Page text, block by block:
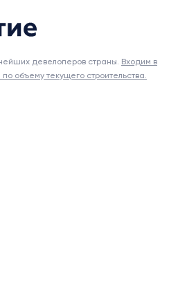
девелоперов страны. Входим в
объему текущего строительства.